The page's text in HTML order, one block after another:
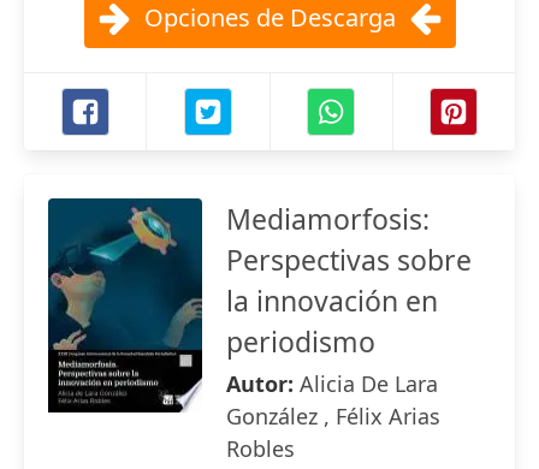
Opciones de Descarga
Mediamorfosis:
Perspectivas sobre
la innovación en
periodismo
Autor: Alicia De Lara
González , Félix Arias
Robles